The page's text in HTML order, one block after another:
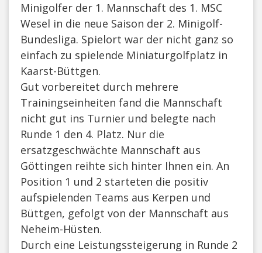
Minigolfer der 1. Mannschaft des 1. MSC
Wesel in die neue Saison der 2. Minigolf-
Bundesliga. Spielort war der nicht ganz so
einfach zu spielende Miniaturgolfplatz in
Kaarst-Büttgen.
Gut vorbereitet durch mehrere
Trainingseinheiten fand die Mannschaft
nicht gut ins Turnier und belegte nach
Runde 1 den 4. Platz. Nur die
ersatzgeschwächte Mannschaft aus
Göttingen reihte sich hinter Ihnen ein. An
Position 1 und 2 starteten die positiv
aufspielenden Teams aus Kerpen und
Büttgen, gefolgt von der Mannschaft aus
Neheim-Hüsten.
Durch eine Leistungssteigerung in Runde 2